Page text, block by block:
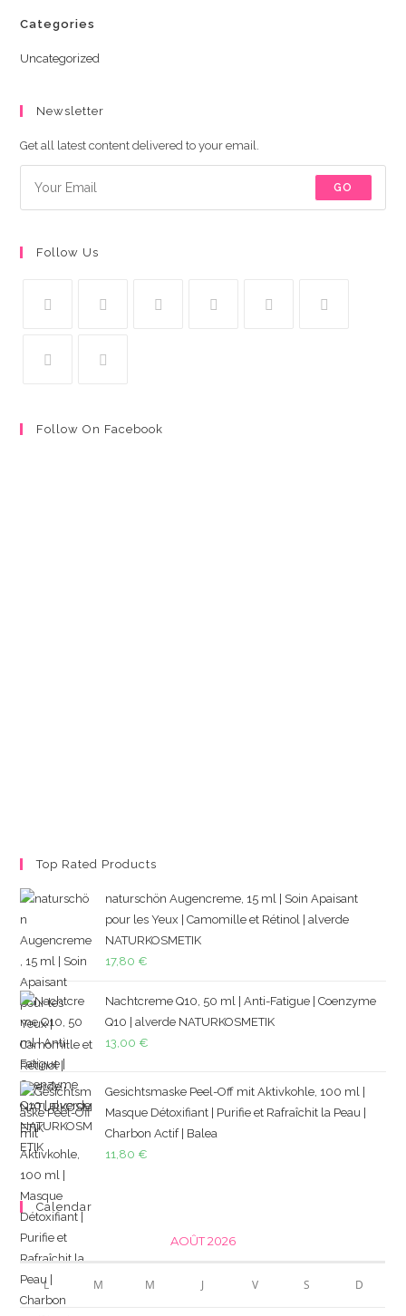
Categories
Uncategorized
Newsletter
Get all latest content delivered to your email.
GO
Follow Us
Follow On Facebook
Top Rated Products
naturschön Augencreme, 15 ml | Soin Apaisant
pour les Yeux | Camomille et Rétinol | alverde
NATURKOSMETIK
17,80 €
Nachtcreme Q10, 50 ml | Anti-Fatigue | Coenzyme
Q10 | alverde NATURKOSMETIK
13,00 €
Gesichtsmaske Peel-Off mit Aktivkohle, 100 ml |
Masque Détoxifiant | Purifie et Rafraîchit la Peau |
Charbon Actif | Balea
11,80 €
Calendar
AOÛT 2026
L M M J V S D